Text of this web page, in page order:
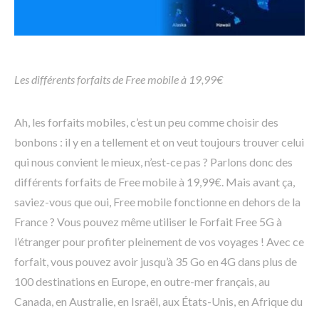
Les différents forfaits de Free mobile à 19,99€
Ah, les forfaits mobiles, c’est un peu comme choisir des
bonbons : il y en a tellement et on veut toujours trouver celui
qui nous convient le mieux, n’est-ce pas ? Parlons donc des
différents forfaits de Free mobile à 19,99€. Mais avant ça,
saviez-vous que oui, Free mobile fonctionne en dehors de la
France ? Vous pouvez même utiliser le Forfait Free 5G à
l’étranger pour profiter pleinement de vos voyages ! Avec ce
forfait, vous pouvez avoir jusqu’à 35 Go en 4G dans plus de
100 destinations en Europe, en outre-mer français, au
Canada, en Australie, en Israël, aux États-Unis, en Afrique du